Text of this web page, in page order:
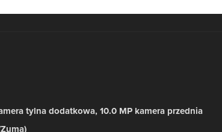
tylna dodatkowa, 10.0 MP kamera przednia